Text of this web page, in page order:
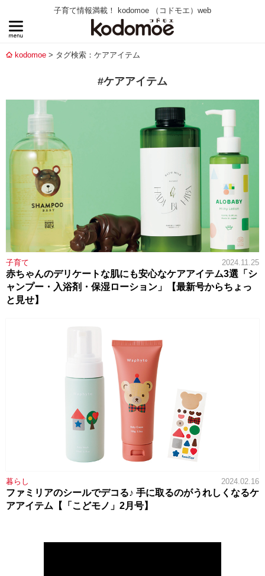
子育て情報満載！ kodomoe （コドモエ）web
kodomoe タグ検索：ケアアイテム
#ケアアイテム
子育て 2024.11.25
赤ちゃんのデリケートな肌にも安心なケアアイテム3選「シ
ャンプー・入浴剤・保湿ローション」【最新号からちょっ
と見せ】
暮らし 2024.02.16
ファミリアのシールでデコる♪ 手に取るのがうれしくなるケ
アアイテム【「こどモノ」2月号】